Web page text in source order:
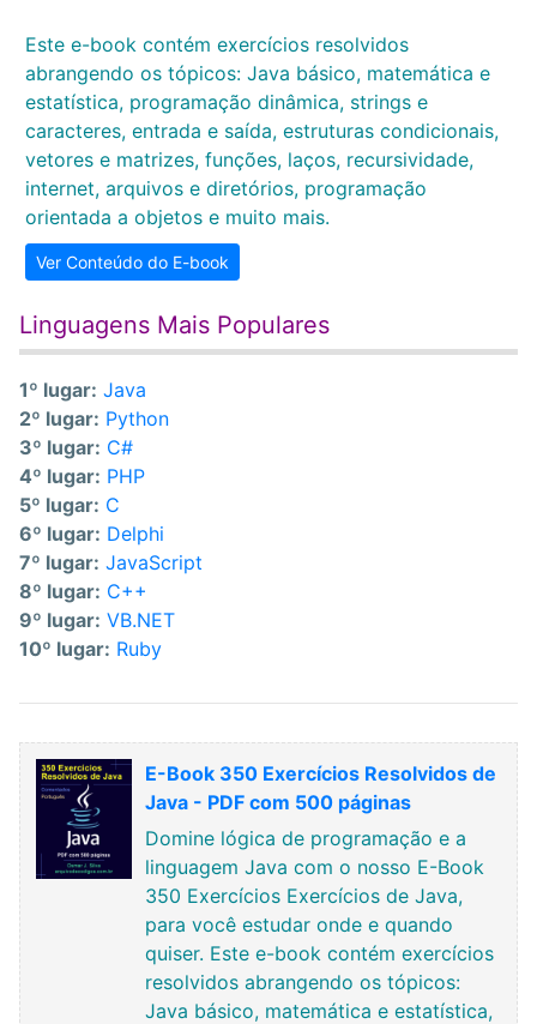
Este e-book contém exercícios resolvidos
abrangendo os tópicos: Java básico, matemática e
estatística, programação dinâmica, strings e
caracteres, entrada e saída, estruturas condicionais,
vetores e matrizes, funções, laços, recursividade,
internet, arquivos e diretórios, programação
orientada a objetos e muito mais.
Ver Conteúdo do E-book
Linguagens Mais Populares
1º lugar: Java
2º lugar: Python
3º lugar: C#
4º lugar: PHP
5º lugar: C
6º lugar: Delphi
7º lugar: JavaScript
8º lugar: C++
9º lugar: VB.NET
10º lugar: Ruby
E-Book 350 Exercícios Resolvidos de
Java - PDF com 500 páginas
Domine lógica de programação e a
linguagem Java com o nosso E-Book
350 Exercícios Exercícios de Java,
para você estudar onde e quando
quiser. Este e-book contém exercícios
resolvidos abrangendo os tópicos:
Java básico, matemática e estatística,